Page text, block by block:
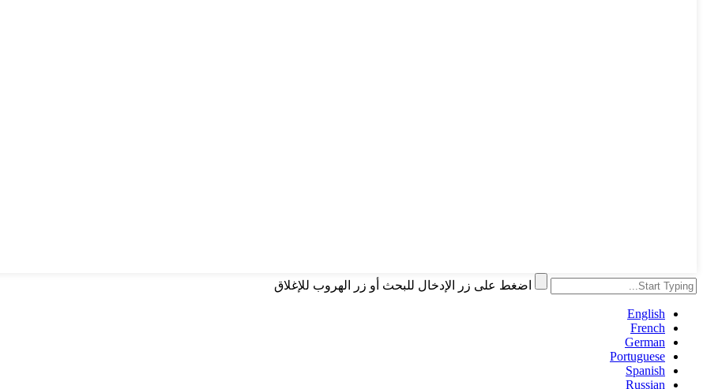
اضغط على زر الإدخال للبحث أو زر الهروب للإغلاق
English
French
German
Portuguese
Spanish
Russian